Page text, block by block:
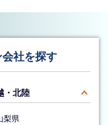
社を探す
・北陸
梨県